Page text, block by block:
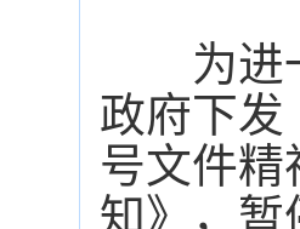
为进一
政府下发
号文件精
知》，暂